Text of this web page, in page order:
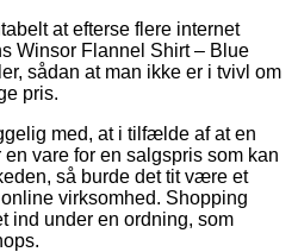
at efterse flere internet
Winsor Flannel Shirt – Blue
sådan at man ikke er i tvivl om
pris.
med, at i tilfælde af at en
vare for en salgspris som kan
så burde det tit være et
virksomhed. Shopping
ind under en ordning, som